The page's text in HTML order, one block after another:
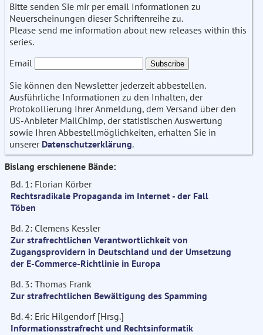
Bitte senden Sie mir per email Informationen zu
Neuerscheinungen dieser Schriftenreihe zu.
Please send me information about new releases within this
series.
Email
Sie können den Newsletter jederzeit abbestellen.
Ausführliche Informationen zu den Inhalten, der
Protokollierung Ihrer Anmeldung, dem Versand über den
US-Anbieter MailChimp, der statistischen Auswertung
sowie Ihren Abbestellmöglichkeiten, erhalten Sie in
unserer Datenschutzerklärung.
Bislang erschienene Bände:
Bd. 1: Florian Körber
Rechtsradikale Propaganda im Internet - der Fall
Töben
Bd. 2: Clemens Kessler
Zur strafrechtlichen Verantwortlichkeit von
Zugangsprovidern in Deutschland und der Umsetzung
der E-Commerce-Richtlinie in Europa
Bd. 3: Thomas Frank
Zur strafrechtlichen Bewältigung des Spamming
Bd. 4: Eric Hilgendorf [Hrsg.]
Informationsstrafrecht und Rechtsinformatik